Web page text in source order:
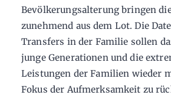
Bevölkerungsalterung bringen
zunehmend aus dem Lot. Die
Transfers in der Familie sollen
junge Generationen und die
Leistungen der Familien wieder
Fokus der Aufmerksamkeit zu